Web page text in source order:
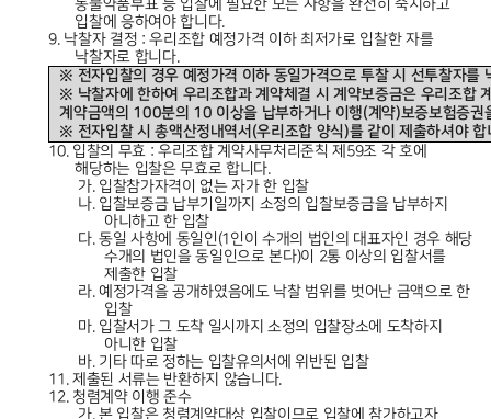
동물약품부표 등 입찰에 필요한 모든 사항을 완전히 숙지하고
입찰에 응하여야 합니다.
9. 낙찰자 결정 :우리조합 예정가격 이하 최저가로 입찰한 자를
낙찰자로 합니다.
※ 전자입찰의 경우 예정가격 이하 동일가격으로 투찰 시 선투찰자를
※ 낙찰자에 한하여 우리조합과 계약체결 시 계약보증금은 우리조합
계약금액의 100분의 10 이상을 납부하거나 이행(계약)보증보험증권
※ 전자입찰 시 총액산정내역서 (우리조합 양식)를 같이 제출하셔야 합
10. 입찰의 무효 :우리조합 계약사무처리준칙 제 59조 각 호에
해당하는 입찰은 무효로 합니다.
가. 입찰참가자격이 없는 자가 한 입찰
나. 입찰보증금 납부기일까지 소정의 입찰보증금을 납부하지
아니하고 한 입찰
다. 동일 사항에 동일인 (1 인이 수개의 법인의 대표자인 경우 해당
수개의 법인을 동일인으로 본다)이 2통 이상의 입찰서를
제출한 입찰
라. 예정가격을 공개하였음에도 낙찰 범위를 벗어난 금액으로 한
입찰
마. 입찰서가 그 도착 일시까지 소정의 입찰장소에 도착하지
아니한 입찰
바. 기타 따로 정하는 입찰유의서에 위반된 입찰
11. 제출된 서류는 반환하지 않습니다.
12. 청렴계약 이행 준수
가. 본 입찰은 청렴계약대상 입찰이므로 입찰에 참가하고자